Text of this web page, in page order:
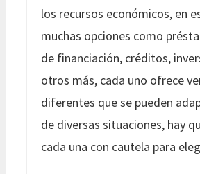
los recursos económicos, en
muchas opciones como
de financiación, créditos,
otros más, cada uno ofrece
diferentes que se pueden
de diversas situaciones, hay
cada una con cautela para